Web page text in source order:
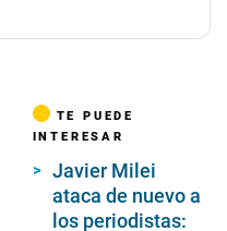
TE PUEDE
INTERESAR
Javier Milei
ataca de nuevo a
los periodistas: